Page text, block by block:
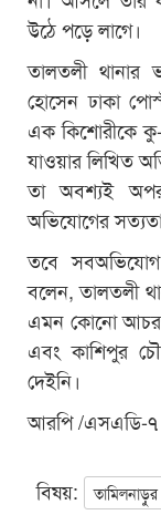
উঠে পড়ে লাগে।
তালতলী থানার
হোসেন ঢাকা
এক কিশোরীকে কু-
যাওয়ার লিখিত
তা অবশ্যই
অভিযোগের
তবে সবঅভিযোগ
বলেন, তালতলী
এমন কোনো আচরণ
এবং কাশিপুর
দেইনি।
আরপি /এসএডি-৭
বিষয়: তামিলনাড়ুর